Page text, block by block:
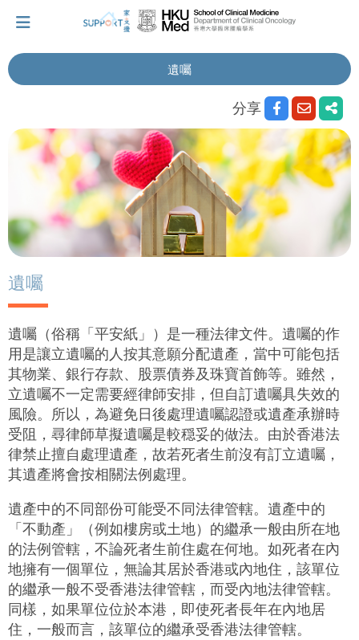
讓我們與你並肩而行。
擁抱每刻，留住這愛。
輕鬆一下，充下電啦！
小貼士‧「家」資源
遺囑
分享
遺囑
遺囑（俗稱「平安紙」）是一種法律文件。遺囑的作
用是讓立遺囑的人按其意願分配遺產，當中可能包括
其物業、銀行存款、股票債券及珠寶首飾等。雖然，
立遺囑不一定需要經律師安排，但自訂遺囑具失效的
風險。所以，為避免日後處理遺囑認證或遺產承辦時
受阻，尋律師草擬遺囑是較穏妥的做法。由於香港法
律禁止擅自處理遺產，故若死者生前沒有訂立遺囑，
其遺產將會按相關法例處理。
遺產中的不同部份可能受不同法律管轄。 遺產中的
「不動產」（例如樓房或土地）的繼承一般由所在地
的法例管轄，不論死者生前住處在何地。如死者在內
地擁有一個單位，無論其居於香港或內地住，該單位
的繼承一般不受香港法律管轄，而受內地法律管轄。
同樣，如果單位位於本港，即使死者長年在內地居
住，一般而言，該單位的繼承受香港法律管轄。